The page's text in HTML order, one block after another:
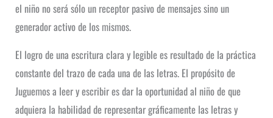
el niño no será sólo un receptor pasivo de mensajes sino un
generador activo de los mismos.
El logro de una escritura clara y legible es resultado de la práctica
constante del trazo de cada una de las letras. El propósito de
Juguemos a leer y escribir es dar la oportunidad al niño de que
adquiera la habilidad de representar gráficamente las letras y